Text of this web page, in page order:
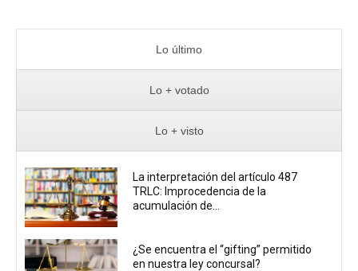
Lo último
Lo + votado
Lo + visto
La interpretación del artículo 487
TRLC: Improcedencia de la
acumulación de...
¿Se encuentra el “gifting” permitido
en nuestra ley concursal?